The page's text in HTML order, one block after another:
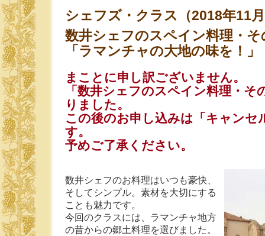
シェフズ・クラス（2018年11
数井シェフのスペイン料理・そ
「ラマンチャの大地の味を！」
まことに申し訳ございません。
「数井シェフのスペイン料理・そ
りました。
この後のお申し込みは「キャンセ
す。
予めご了承ください。
数井シェフのお料理はいつも豪快、
そしてシンプル。素材を大切にする
ことも魅力です。
今回のクラスには、ラマンチャ地方
の昔からの郷土料理を選びました。